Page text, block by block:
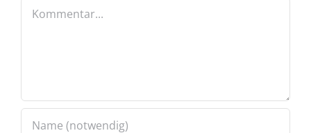
Kommentar